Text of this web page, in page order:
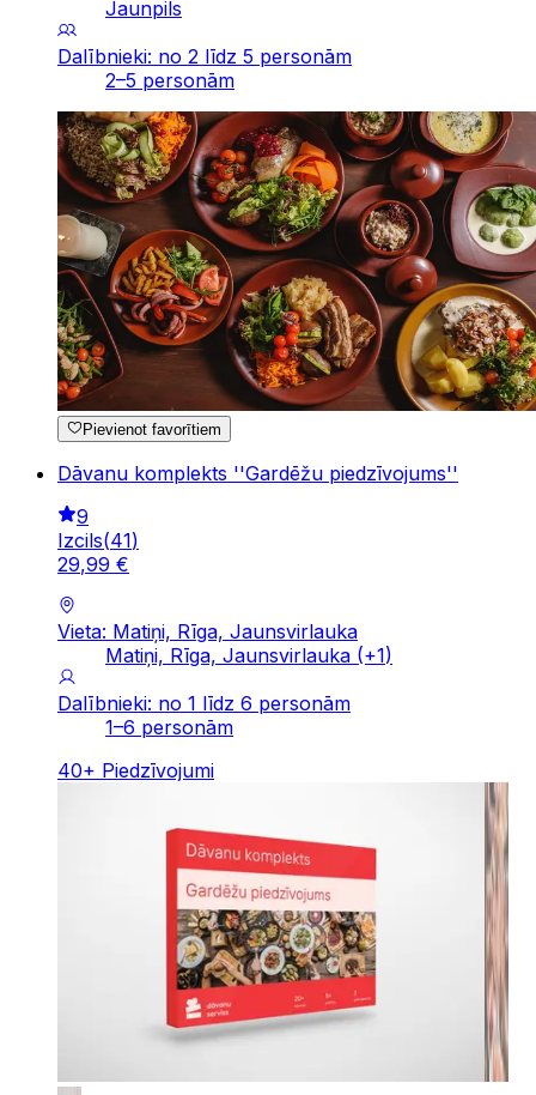
Jaunpils
Dalībnieki: no 2 līdz 5 personām
2–5 personām
Pievienot favorītiem
Dāvanu komplekts ''Gardēžu piedzīvojums''
9
Izcils(41)
29,99 €
Vieta: Matiņi, Rīga, Jaunsvirlauka
Matiņi, Rīga, Jaunsvirlauka (+1)
Dalībnieki: no 1 līdz 6 personām
1–6 personām
40+ Piedzīvojumi